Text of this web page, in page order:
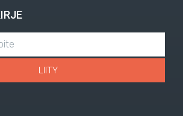
LIITY